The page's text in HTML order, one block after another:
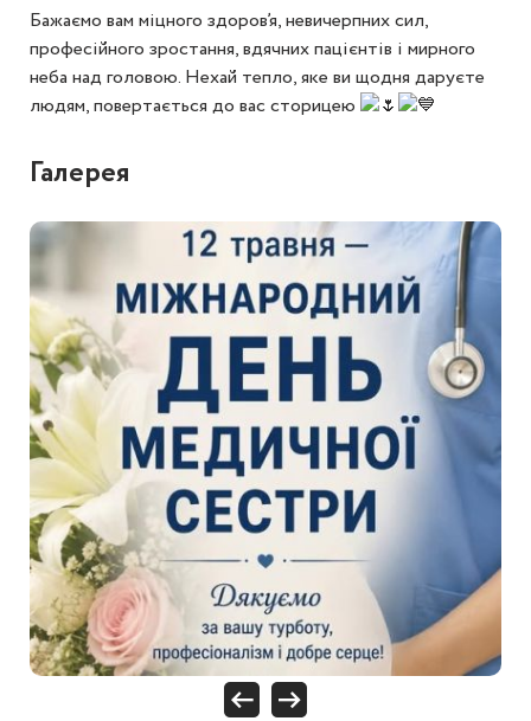
Бажаємо вам міцного здоров’я, невичерпних сил,
професійного зростання, вдячних пацієнтів і мирного
неба над головою. Нехай тепло, яке ви щодня даруєте
людям, повертається до вас сторицею
Галерея